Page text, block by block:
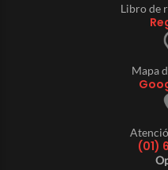
Libro de
Mapa
(01)